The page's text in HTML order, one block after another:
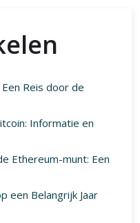
Reis door de
Informatie en
Ethereum-munt: Een
een Belangrijk Jaar